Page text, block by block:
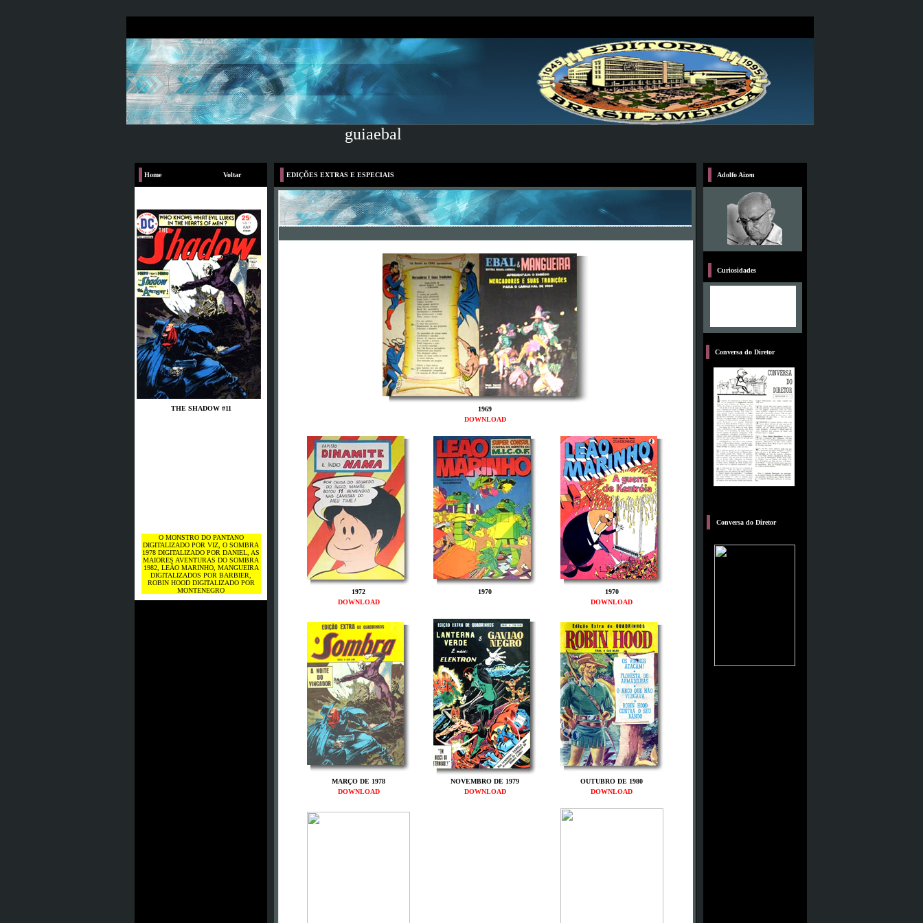
guiaebal
Home Voltar
THE SHADOW #11
O MONSTRO DO PANTANO
DIGITALIZADO POR VIZ, O SOMBRA
1978 DIGITALIZADO POR DANIEL, AS
MAIORES AVENTURAS DO SOMBRA
1982, LEÃO MARINHO, MANGUEIRA
DIGITALIZADOS POR BARBIER,
ROBIN HOOD DIGITALIZADO POR
MONTENEGRO
EDIÇÕES EXTRAS E ESPECIAIS
1969
DOWNLOAD
1972 1970
1970
DOWNLOAD
DOWNLOAD
MARÇO DE 1978 NOVEMBRO DE 1979
OUTUBRO DE 1980
DOWNLOAD
DOWNLOAD DOWNLOAD
Adolfo Aizen
Curiosidades
Conversa do Diretor
Conversa do Diretor